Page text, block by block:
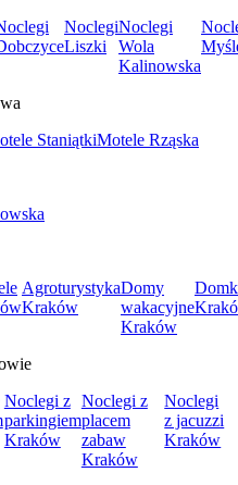
Noclegi
Liszki
Noclegi
Wola
Kalinowska
StaniątkiMotele Rząska
Agroturystyka
Kraków
Domy
wakacyjne
Kraków
Noclegi z
parkingiem
Kraków
Noclegi z
placem
zabaw
Kraków
Noclegi
z jacuzzi
Kraków